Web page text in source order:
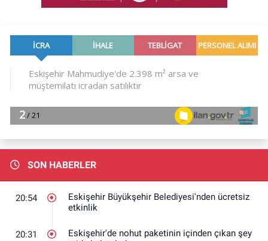
SON HABERLER
20:54
Eskişehir Büyükşehir Belediyesi'nden ücretsiz
etkinlik
20:31
Eskişehir'de nohut paketinin içinden çıkan şey